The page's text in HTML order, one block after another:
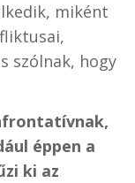
miként
szólnak, hogy
éppen a
ki az